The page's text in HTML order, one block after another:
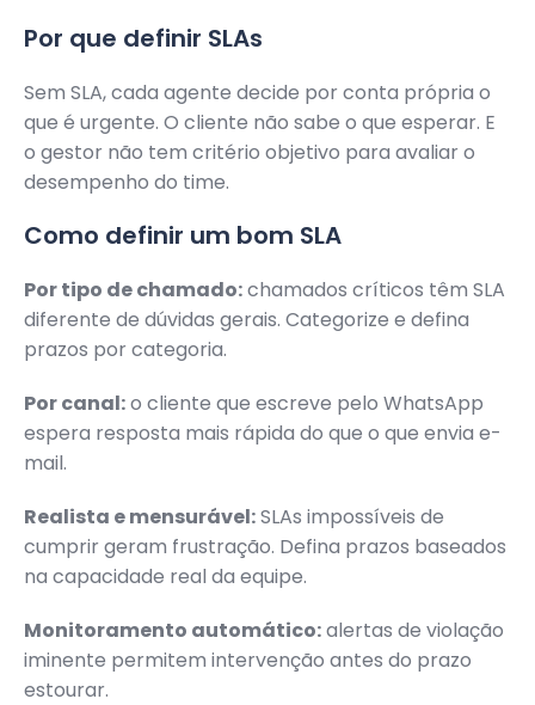
Por que definir SLAs
Sem SLA, cada agente decide por conta própria o
que é urgente. O cliente não sabe o que esperar. E
o gestor não tem critério objetivo para avaliar o
desempenho do time.
Como definir um bom SLA
Por tipo de chamado:chamados críticos têm SLA
diferente de dúvidas gerais. Categorize e defina
prazos por categoria.
Por canal:o cliente que escreve pelo WhatsApp
espera resposta mais rápida do que o que envia e-
mail.
Realista e mensurável:SLAs impossíveis de
cumprir geram frustração. Defina prazos baseados
na capacidade real da equipe.
Monitoramento automático:alertas de violação
iminente permitem intervenção antes do prazo
estourar.